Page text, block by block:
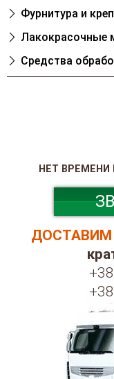
Фурнитура и
Лакокрасочные
Cредства
НЕТ
ДОСТАВИМ